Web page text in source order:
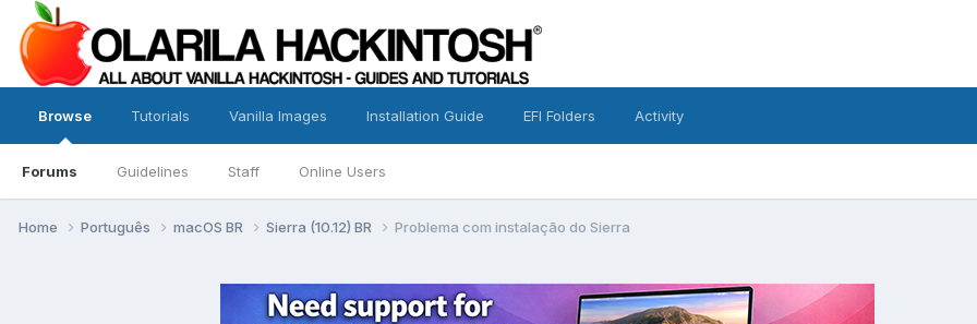
Browse
Forums Guidelines Staff Online Users
Tutorials Vanilla Images Installation Guide EFI Folders Activity
Home Português macOS BR Sierra (10.12) BR Problema com instalação do Sierra